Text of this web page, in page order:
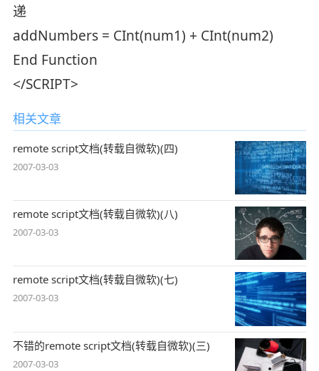
递
addNumbers = CInt(num1) + CInt(num2)
End Function
</SCRIPT>
相关文章
remote script文档(转载自微软)(四)
2007-03-03
remote script文档(转载自微软)(八)
2007-03-03
remote script文档(转载自微软)(七)
2007-03-03
不错的remote script文档(转载自微软)(三)
2007-03-03